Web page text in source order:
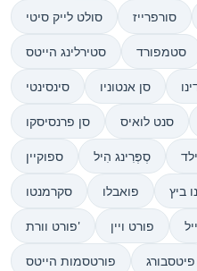
סולט לייק סיטי סורפרייז
סטירלינג הייטס סטמפורד
סינסינטי סן אנטוניו
סן פרנסיסקו סנט לואיס
ספוקיין סְפְּרִינג הִיל
סקרמנטו פואבלו
פורט וורת' פורט ויין
פורטסמות הייטס פיטסבורג